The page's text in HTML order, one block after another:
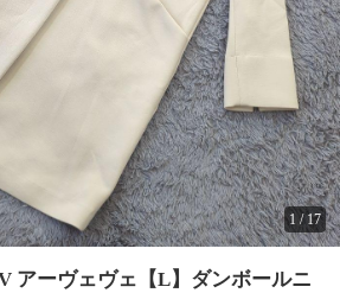
1 / 17
アーヴェヴェ【L】ダンボールニ